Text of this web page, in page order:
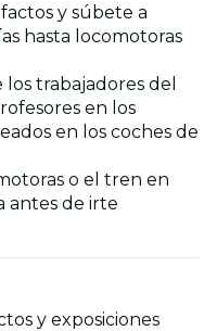
y súbete a
hasta locomotoras
los trabajadores del
en los
en los coches de
o el tren en
antes de irte
y exposiciones